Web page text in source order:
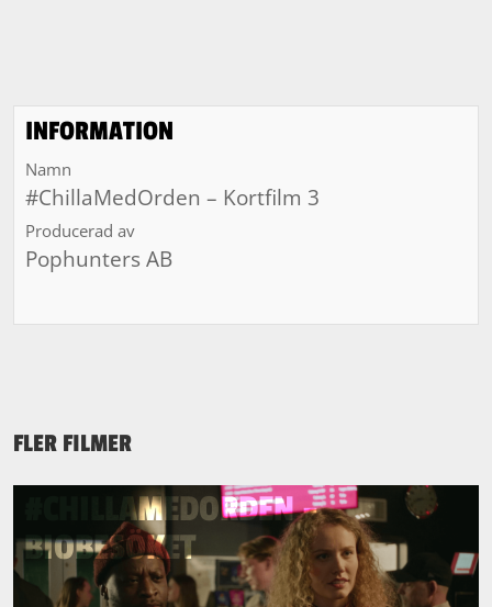
INFORMATION
Namn
#ChillaMedOrden – Kortfilm 3
Producerad av
Pophunters AB
FLER FILMER
#CHILLAMEDORDEN –
BIOBESÖKET